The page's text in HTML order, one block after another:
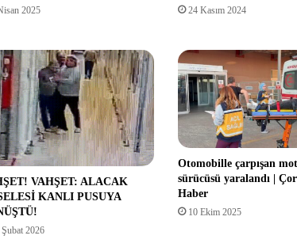
2025 24 Kasım 2024
VAHŞET: ALACAK
KANLI PUSUYA
Şubat 2026
Otomobille çarpışan
sürücüsü yaralandı |
Haber
10 Ekim 2025